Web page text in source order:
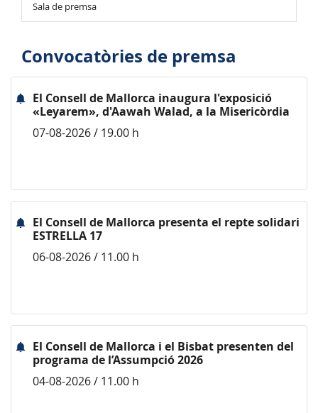
Sala de premsa
Convocatòries de premsa
El Consell de Mallorca inaugura l'exposició
«Leyarem», d'Aawah Walad, a la Misericòrdia
07-08-2026 / 19.00 h
El Consell de Mallorca presenta el repte solidari
ESTRELLA 17
06-08-2026 / 11.00 h
El Consell de Mallorca i el Bisbat presenten del
programa de l’Assumpció 2026
04-08-2026 / 11.00 h